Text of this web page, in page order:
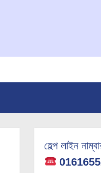
হেল্প লাইন